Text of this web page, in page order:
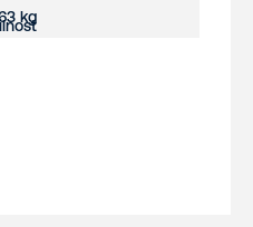
kg